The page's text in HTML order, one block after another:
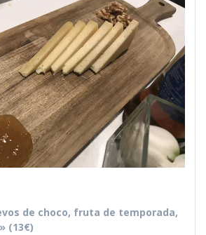
de choco, fruta de temporada,
(13€)